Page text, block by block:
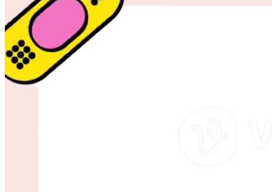
Vecteurs
Vidéos
Motion graphics
Images Éditoriales